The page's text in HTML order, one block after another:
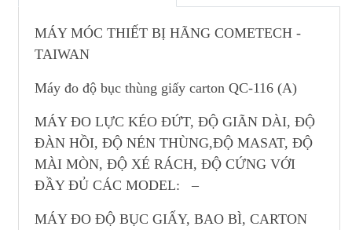
MÁY MÓC THIẾT BỊ HÃNG COMETECH -
TAIWAN
Máy đo độ bục thùng giấy carton QC-116 (A)
MÁY ĐO LỰC KÉO ĐỨT, ĐỘ GIÃN DÀI, ĐỘ
ĐÀN HỒI, ĐỘ NÉN THÙNG,ĐỘ MASAT, ĐỘ
MÀI MÒN, ĐỘ XÉ RÁCH, ĐỘ CỨNG VỚI
ĐẦY ĐỦ CÁC MODEL: –
MÁY ĐO ĐỘ BỤC GIẤY, BAO BÌ, CARTON